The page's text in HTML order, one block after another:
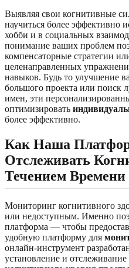
Выявляя свои когнитивные
научиться более эффективно
хобби и в социальных
понимание ваших проблем
компенсаторные стратегии
целенаправленных
навыков. Будь то улучшение
большого проекта или поиск
имен, эти
оптимизировать
более эффективно.
Как Наша
Отслеживать
Течением Времени
Мониторинг когнитивного
или недоступным. Именно
платформа — чтобы
удобную платформу для
онлайн-инструмент
установление и